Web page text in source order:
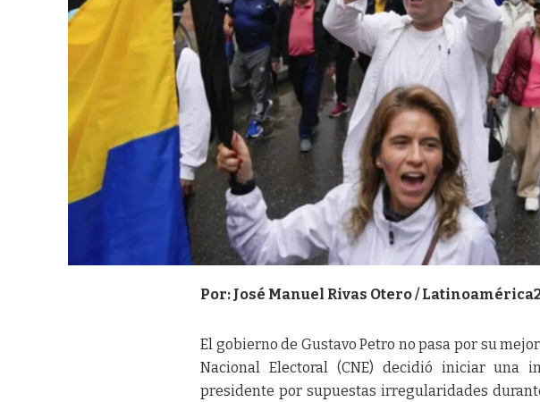
Por: José Manuel Rivas Otero /
El gobierno de Gustavo Petro no pasa por su
Nacional Electoral (CNE) decidió iniciar una
presidente por supuestas irregularidades